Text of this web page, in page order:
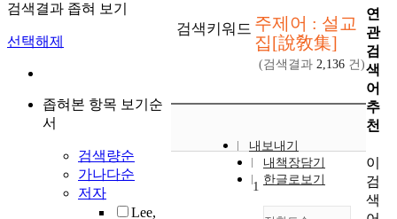
검색결과 좁혀 보기
선택해제
좁혀본 항목 보기순
서
검색량순
가나다순
저자
Lee,
검색키워드 주제어 : 설교
집[說敎集]
(검색결과 2,136 건)
내보내기
내책장담기
한글로보기
1
연
관
검
색
어
추
천
이
검
색